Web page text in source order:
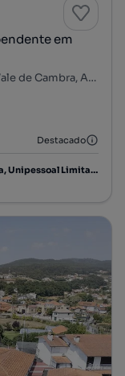
em
Rua do Centenário - Agros, Junqueira, Vale de Cambra, Aveiro
Destacado
Nítida Inspiração Sociedade Imobiliária, Unipessoal Limitada